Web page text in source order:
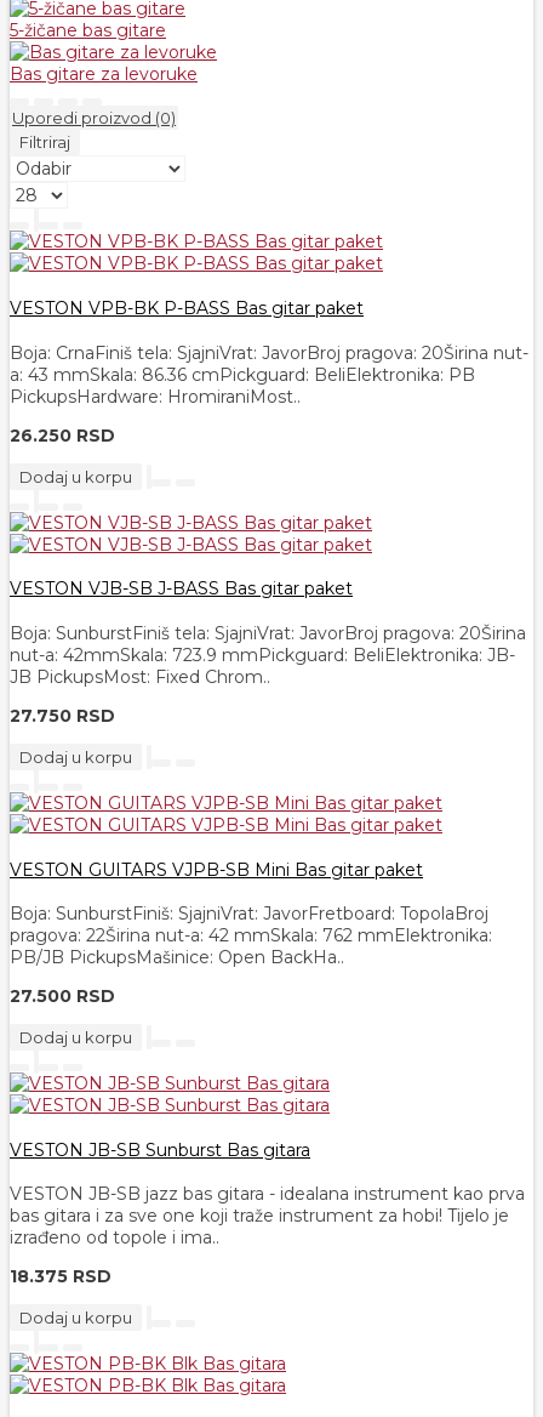
5-žičane bas gitare
Bas gitare za levoruke
Uporedi proizvod (0)
Filtriraj
VESTON VPB-BK P-BASS Bas gitar paket
Boja: CrnaFiniš tela: SjajniVrat: JavorBroj pragova: 20Širina nut-
a: 43 mmSkala: 86.36 cmPickguard: BeliElektronika: PB
PickupsHardware: HromiraniMost..
26.250 RSD
Dodaj u korpu
VESTON VJB-SB J-BASS Bas gitar paket
Boja: SunburstFiniš tela: SjajniVrat: JavorBroj pragova: 20Širina
nut-a: 42mmSkala: 723.9 mmPickguard: BeliElektronika: JB-
JB PickupsMost: Fixed Chrom..
27.750 RSD
Dodaj u korpu
VESTON GUITARS VJPB-SB Mini Bas gitar paket
Boja: SunburstFiniš: SjajniVrat: JavorFretboard: TopolaBroj
pragova: 22Širina nut-a: 42 mmSkala: 762 mmElektronika:
PB/JB PickupsMašinice: Open BackHa..
27.500 RSD
Dodaj u korpu
VESTON JB-SB Sunburst Bas gitara
VESTON JB-SB jazz bas gitara - idealana instrument kao prva
bas gitara i za sve one koji traže instrument za hobi! Tijelo je
izrađeno od topole i ima..
18.375 RSD
Dodaj u korpu